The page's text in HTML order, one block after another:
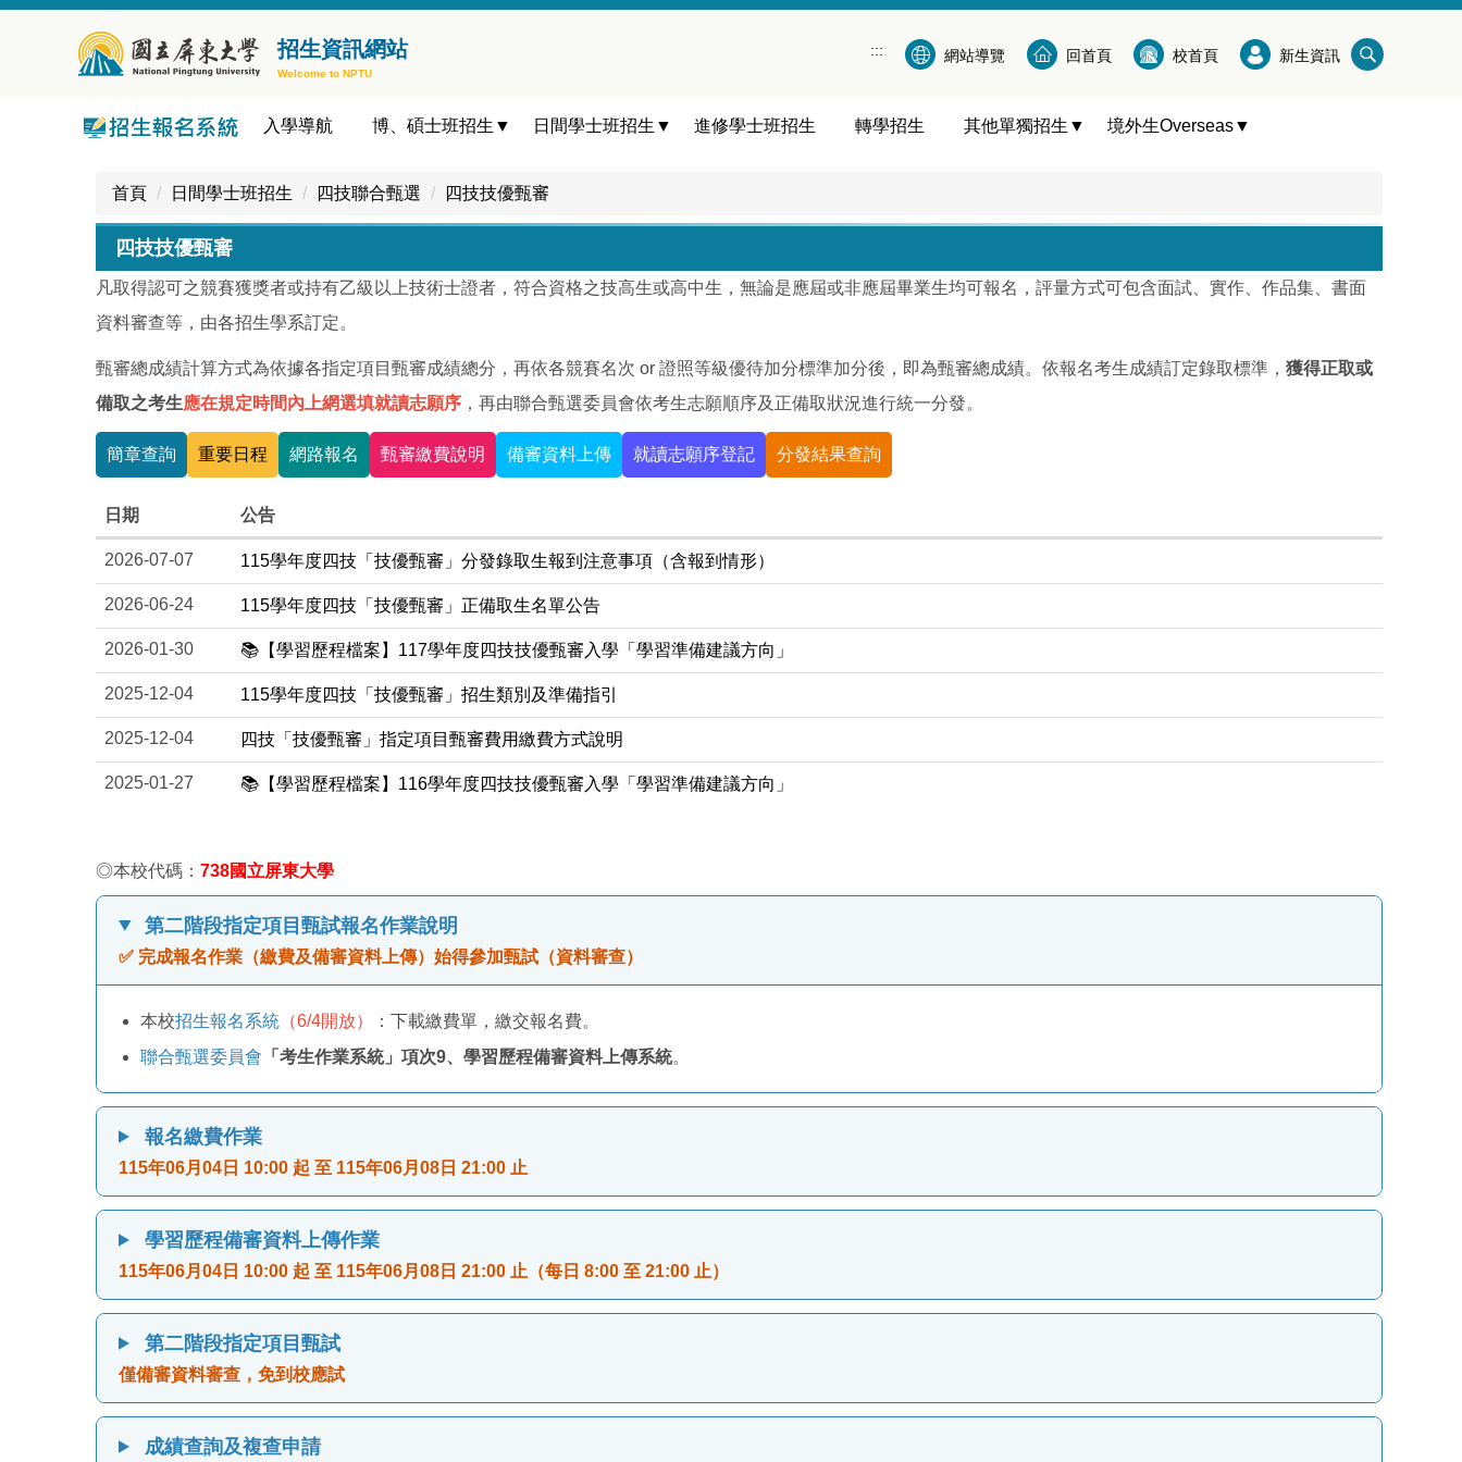
招生資訊網站
Welcome to NPTU
::: 網站導覽 回首頁 校首頁 新生資訊
入學導航 博、碩士班招生▼ 日間學士班招生▼ 進修學士班招生 轉學招生 其他單獨招生▼ 境外生Overseas▼
首頁 日間學士班招生 四技聯合甄選 四技技優甄審
四技技優甄審
凡取得認可之競賽獲獎者或持有乙級以上技術士證者，符合資格之技高生或高中生，無論是應屆或非應屆畢業生均可報名，評量方式可包含面試、實作、作品集、書面
資料審查等，由各招生學系訂定。
甄審總成績計算方式為依據各指定項目甄審成績總分，再依各競賽名次 or 證照等級優待加分標準加分後，即為甄審總成績。依報名考生成績訂定錄取標準， 獲得正取或
備取之考生應在規定時間內上網選填就讀志願序 ，再由聯合甄選委員會依考生志願順序及正備取狀況進行統一分發。
簡章查詢 重要日程 網路報名 甄審繳費說明 備審資料上傳 就讀志願序登記 分發結果查詢
日期 公告
2026-07-07 115學年度四技「技優甄審」分發錄取生報到注意事項（含報到情形）
2026-06-24 115學年度四技「技優甄審」正備取生名單公告
2026-01-30 📚【學習歷程檔案】117學年度四技技優甄審入學「學習準備建議方向」
2025-12-04 115學年度四技「技優甄審」招生類別及準備指引
2025-12-04 四技「技優甄審」指定項目甄審費用繳費方式說明
2025-01-27 📚【學習歷程檔案】116學年度四技技優甄審入學「學習準備建議方向」
◎本校代碼： 738國立屏東大學
第二階段指定項目甄試報名作業說明
✅ 完成報名作業（繳費及備審資料上傳）始得參加甄試（資料審查）
本校招生報名系統 （6/4開放）
：下載繳費單，繳交報名費。
聯合甄選委員會 「考生作業系統」項次9、學習歷程備審資料上傳系統。
報名繳費作業
115年06月04日 10:00 起 至 115年06月08日 21:00 止
學習歷程備審資料上傳作業
115年06月04日 10:00 起 至 115年06月08日 21:00 止（每日 8:00 至 21:00 止）
第二階段指定項目甄試
僅備審資料審查，免到校應試
成績查詢及複查申請